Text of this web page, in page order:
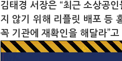
김태경 서장은 “최근 소상공
지 않기 위해 리플릿 배포 등
꼭 기관에 재확인을 해달라”